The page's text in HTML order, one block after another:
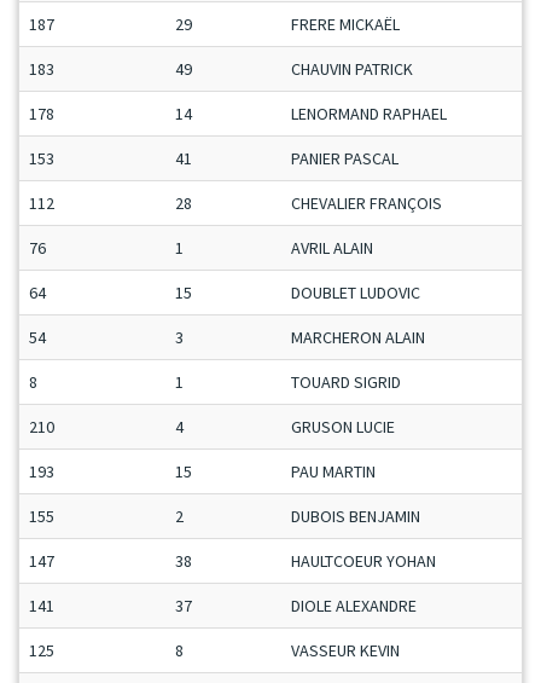
187 29 FRERE MICKAËL
183 49 CHAUVIN PATRICK
178 14 LENORMAND RAPHAEL
153 41 PANIER PASCAL
112 28 CHEVALIER FRANÇOIS
76 1 AVRIL ALAIN
64 15 DOUBLET LUDOVIC
54 3 MARCHERON ALAIN
8 1 TOUARD SIGRID
210 4 GRUSON LUCIE
193 15 PAU MARTIN
155 2 DUBOIS BENJAMIN
147 38 HAULTCOEUR YOHAN
141 37 DIOLE ALEXANDRE
125 8 VASSEUR KEVIN